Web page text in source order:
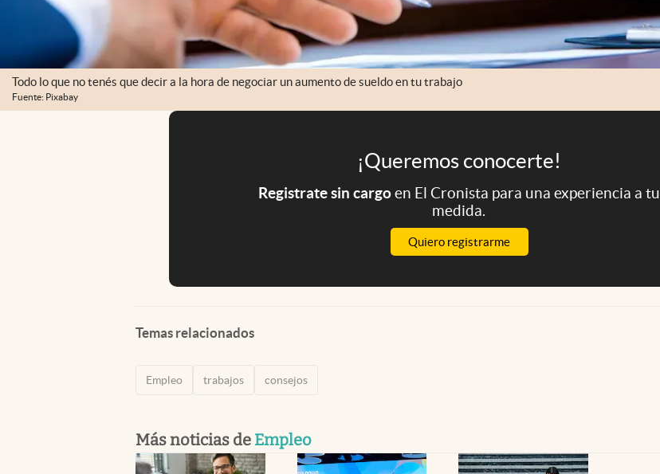
Todo lo que no tenés que decir a la hora de negociar un aumento de sueldo en tu trabajo
Fuente: Pixabay
¡Queremos conocerte!
Registrate sin cargoen El Cronista para una experiencia a tu
medida.
Quiero registrarme
Temas relacionados
Empleo trabajos consejos
Más noticias de Empleo